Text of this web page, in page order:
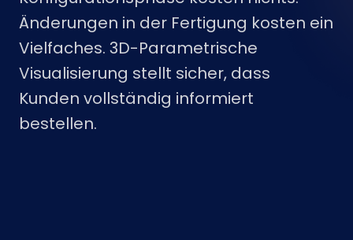
Änderungen in der Fertigung kosten ein
Vielfaches. 3D-Parametrische
Visualisierung stellt sicher, dass
Kunden vollständig informiert
bestellen.